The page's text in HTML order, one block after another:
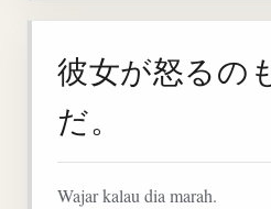
彼女が怒るの
だ。
Wajar kalau dia marah.